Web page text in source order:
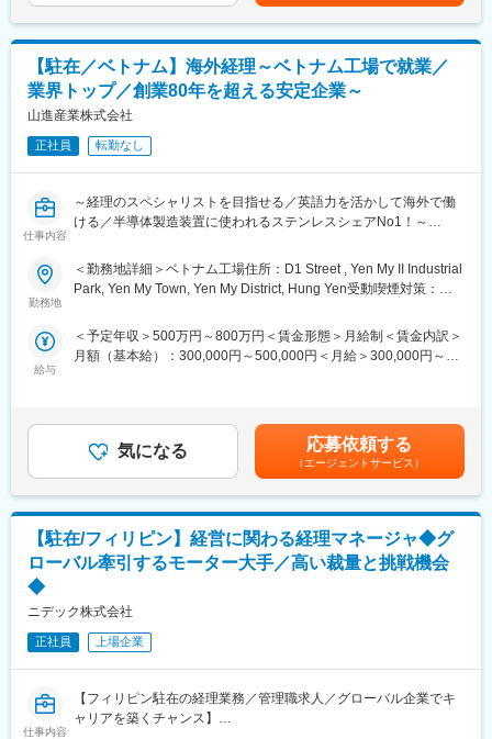
なります。
〇ニデックモータ（韶関）株式会社＜事業内容：パソコン周辺機
器用DCモータの製造及び精密モータ用部品の製造/所在地：
HuangHuaYuan Industrial Zone, Shixing County, Shaoguan City,
Guangdong Prov., 512500 The People's Republic of China＞
〇ニデックモータ（東莞）有限公司＜事業内容：パソコン周辺機
器用DCモータの製造及び精密モータ用部品の製造/所在地：
■組織の特徴と期待する役割
り、本ビジネス全般の収益・財務・税務管理を行うことになりま
す。業務の幅は広くなっています。
す。
◇生産会社の経理責任者として一通りのことが経験可能です。現
【駐在／ベトナム】海外経理～ベトナム工場で就業／
業界トップ／創業80年を超える安定企業～
山進産業株式会社
正社員 転勤なし
仕事内容
～経理のスペシャリストを目指せる／英語力を活かして海外で働
ける／半導体製造装置に使われるステンレスシェアNo1！～
■業務内容
当社のベトナム工場に駐在し、管理部門全般（現地の経理／財務
ナムで働きたい方／ベトナム駐在が可能な方からのご応募をお待
ちしております。
・原価管理（資材費、製造費、間接費の管理）の作成、取りまと
・決算業務(月次決算、年次決算、税務申告)につき、ローカル社員
を指導しながら取りまとめ、報告
・経営管理資料（定例／非定例会議資料、見積作成への参画、資
金繰り表等）の作成
ます。工場長はフランクな方ですので、馴染みやすい方です。
経理担当としては現在60代の方1名が対応しており、その方の業
務を引継ぐ形となりますので、基本的に1名で経理業務全般を担っ
■働き方
勤務地
＜勤務地詳細＞ベトナム工場住所：D1 Street , Yen My II Industrial
Park, Yen My Town, Yen My District, Hung Yen受動喫煙対策：そ
給与
＜予定年収＞500万円～800万円＜賃金形態＞月給制＜賃金内訳＞
月額（基本給）：300,000円～500,000円＜月給＞300,000円～
カ月以上■昇給：年1回（4月）賃金はあくまでも目安の金額であ
り、選考を通じて上下する可能性があります。月給(月額)は固定手
当を含めた表記です。
気になる 応募依頼する
（エージェントサービス）
【駐在/フィリピン】経営に関わる経理マネージャ◆グ
ローバル牽引するモーター大手／高い裁量と挑戦機会
◆
ニデック株式会社
正社員 上場企業
仕事内容
【フィリピン駐在の経理業務／管理職求人／グローバル企業でキ
ャリアを築くチャンス】